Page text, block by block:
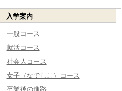
入学案内
一般コース
就活コース
社会人コース
女子（なでしこ）コース
卒業後の進路